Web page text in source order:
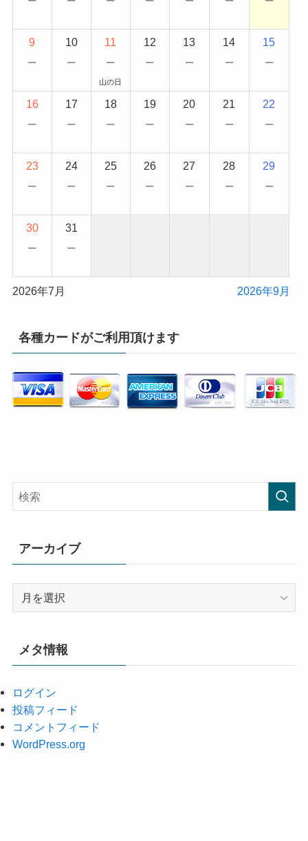
9
−
10
−
11
−
山の日
12
−
13
−
14
−
15
−
16
−
17
−
18
−
19
−
20
−
21
−
22
−
23
−
24
−
25
−
26
−
27
−
28
−
29
−
30
−
31
−
2026年7月 2026年9月
各種カードがご利用頂けます
アーカイブ
メタ情報
ログイン
投稿フィード
コメントフィード
WordPress.org